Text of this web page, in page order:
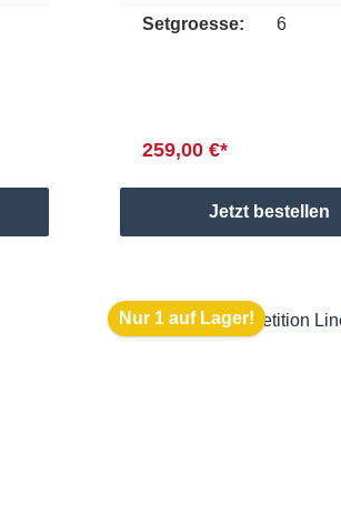
Setgroesse:
6
259,00 €*
Jetzt bestellen
Nur 1 auf Lager!